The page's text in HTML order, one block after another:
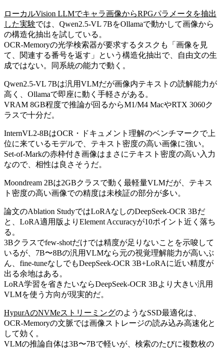
ローカルVision LLMでキャラ画像からRPGパラメータを抽出
した実験では、Qwen2.5-VL 7BをOllamaで動かして画像から
の構造化抽出を試している。
OCR-Memoryの光学検索器が要求するタスクも「画像を見
て、関連する番号を返す」という構造化抽出で、自由文の生
成ではない。同系統の能力で動く。
Qwen2.5-VL 7Bは汎用VLMだが画像内テキストの読解能力が
高く、Ollamaで即座に動く手軽さがある。
VRAM 8GB程度で推論が回るからM1/M4 MacやRTX 3060ク
ラスで十分だ。
InternVL2-8BはOCR・ドキュメント理解のベンチマークで上
位に来ているモデルで、テキスト密度の高い画像に強い。
Set-of-Markの赤枠付き画像はまさにテキスト密度の高い入力
なので、相性は良さそうだ。
Moondream 2Bは2GBクラスで動く最軽量VLMだが、テキス
ト密度の高い画像での精度は未検証の部分が多い。
論文のAblation StudyではLoRAなしのDeepSeek-OCR 3Bだ
と、LoRA適用版よりElement Accuracyが10ポイント近く落ち
る。
3Bクラスでfew-shotだけでは精度が足りないことを示唆して
いるが、7B〜8Bの汎用VLMなら元の視覚理解能力が高いぶ
ん、fine-tuneなしでもDeepSeek-OCR 3B+LoRAに近い精度が
出る余地はある。
LoRA学習を省きたいならDeepSeek-OCR 3Bより大きい汎用
VLMを使う方向が現実的だ。
HypurAのNVMeストリーミングのようなSSD最適化は、
OCR-Memoryの文脈では画像ストレージの読み込み高速化と
して効く。
VLMの推論自体は3B〜7Bで軽いが、検索のたびに複数枚の